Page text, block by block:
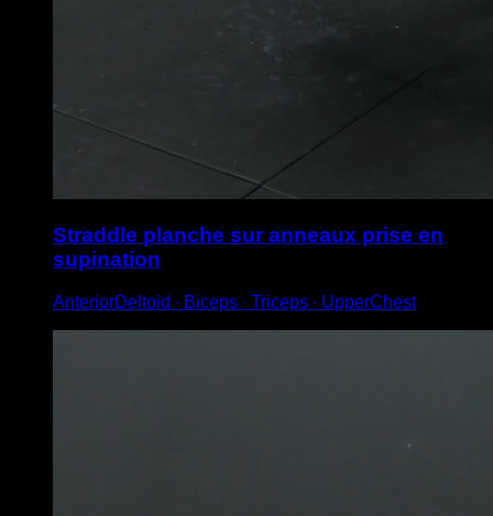
Straddle planche sur anneaux prise en
supination
AnteriorDeltoid ∙ Biceps ∙ Triceps ∙ UpperChest